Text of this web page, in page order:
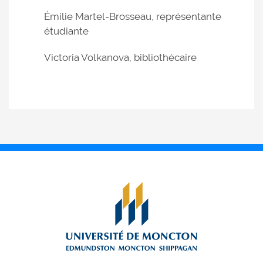
Émilie Martel-Brosseau, représentante
étudiante
Victoria Volkanova, bibliothécaire